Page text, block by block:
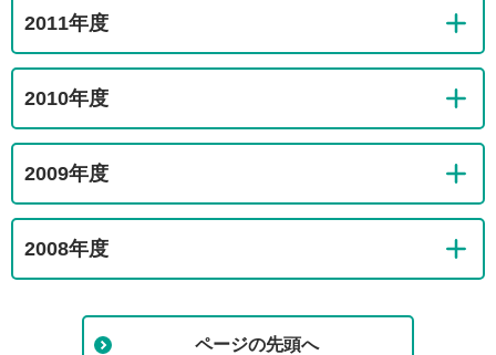
2011年度
2010年度
2009年度
2008年度
ページの先頭へ